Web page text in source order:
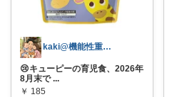
kaki@機能性重視パパ
😢キューピーの育児食、2026年
8月末で...
￥ 185